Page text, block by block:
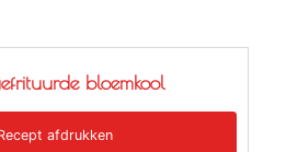
bloemkool
afdrukken